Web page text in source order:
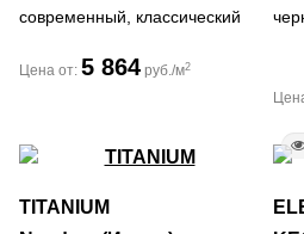
современный, классический
Цена от: 5 864 руб./м2
TITANIUM